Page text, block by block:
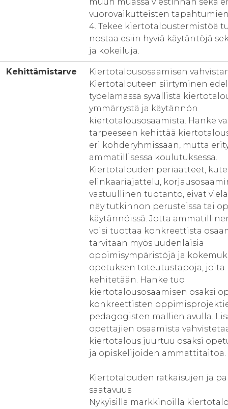
vuorovaikutteisten
4. Tekee kiertotaloustermistöä
nostaa esiin hyviä käytäntöjä
ja kokeiluja.
Kehittämistarve
Kiertotalousosaamisen
Kiertotalouteen siirtyminen
työelämässä syvällistä
ymmärrystä ja käytännön
kiertotalousosaamista. Hanke
tarpeeseen kehittää
eri kohderyhmissään, mutta
ammatillisessa koulutuksessa.
Kiertotalouden periaatteet,
elinkaariajattelu,
vastuullinen tuotanto, eivät
näy tutkinnon perusteissa tai
käytännöissä. Jotta
voisi tuottaa konkreettista
tarvitaan myös uudenlaisia
oppimisympäristöjä ja
opetuksen toteutustapoja, joita
kehitetään. Hanke tuo
kiertotalousosaamisen osaksi
konkreettisten
pedagogisten mallien avulla.
opettajien osaamista
kiertotalous juurtuu osaksi
ja opiskelijoiden ammattitaitoa.
Kiertotalouden ratkaisujen ja
saatavuus
Nykyisillä markkinoilla